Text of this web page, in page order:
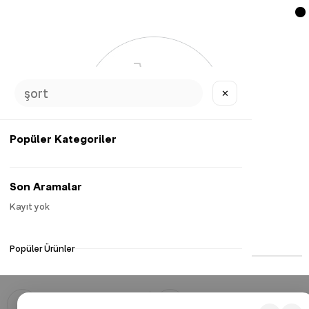
Güvenli Alışveriş Hızlı Kargo
✕
Popüler Kategoriler
Son Aramalar
Kayıt yok
Popüler Ürünler